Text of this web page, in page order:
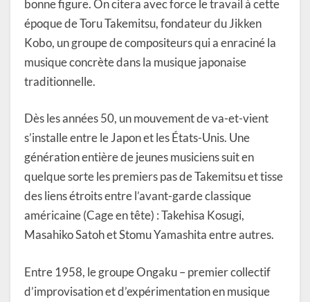
bonne figure. On citera avec force le travail à cette
époque de Toru Takemitsu, fondateur du Jikken
Kobo, un groupe de compositeurs qui a enraciné la
musique concrète dans la musique japonaise
traditionnelle.
Dès les années 50, un mouvement de va-et-vient
s’installe entre le Japon et les États-Unis. Une
génération entière de jeunes musiciens suit en
quelque sorte les premiers pas de Takemitsu et tisse
des liens étroits entre l’avant-garde classique
américaine (Cage en tête) : Takehisa Kosugi,
Masahiko Satoh et Stomu Yamashita entre autres.
Entre 1958, le groupe Ongaku – premier collectif
d’improvisation et d’expérimentation en musique